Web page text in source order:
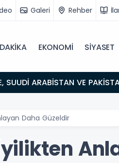
Galeri Rehber
EKONOMİ SİYASET
Daha Güzeldir